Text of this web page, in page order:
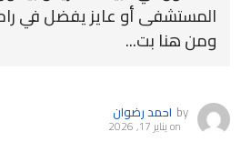
المستشفى أو عايز يفضل في
ومن هنا بت...
by احمد رضوان
onيناير 17, 2026